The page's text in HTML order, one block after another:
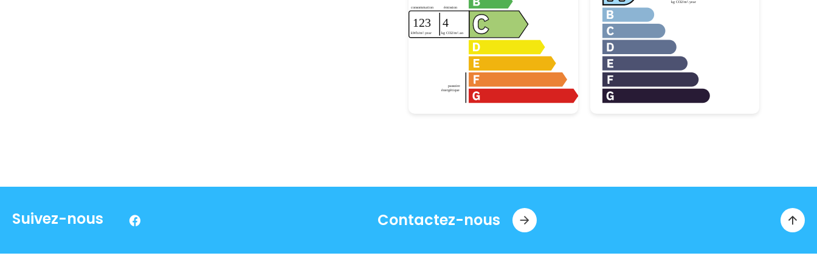
Suivez-nous Contactez-nous